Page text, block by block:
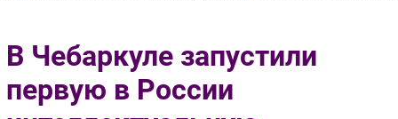
Импорто­замещение
Автоматизация Промышленности
В Чебаркуле запустили
первую в России